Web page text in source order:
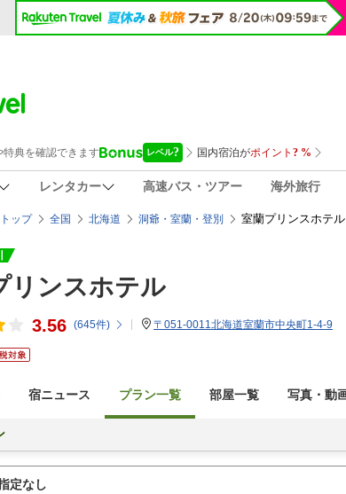
レンタカー 高速バス・ツアー 海外旅行
ップ 全国 北海道 洞爺・室蘭・登別 室蘭プリンスホテ
リンスホテル
3.56 (645件) 〒051-0011北海道室蘭市中央町1-4-9
宿ニュース プラン一覧 部屋一覧 写真・動
定なし